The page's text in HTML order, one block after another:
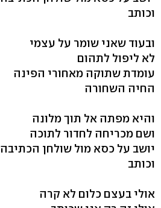
וכותב
ובעוד שאני שומר על עצמי
לא ליפול לתהום
עומדת שתוקה מאחורי הפינה
החיה השחורה
והיא מפתה אל תוך מלונה
ושם מכריחה לחדור לתוכה
יושב על כסא מול שולחן הכתיבה
וכותב
אולי בעצם כלום לא קרה